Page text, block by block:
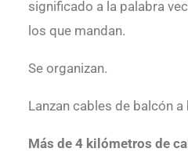
significado a la palabra
los que mandan.
Se organizan.
Lanzan cables de balcón a
Más de 4 kilómetros de